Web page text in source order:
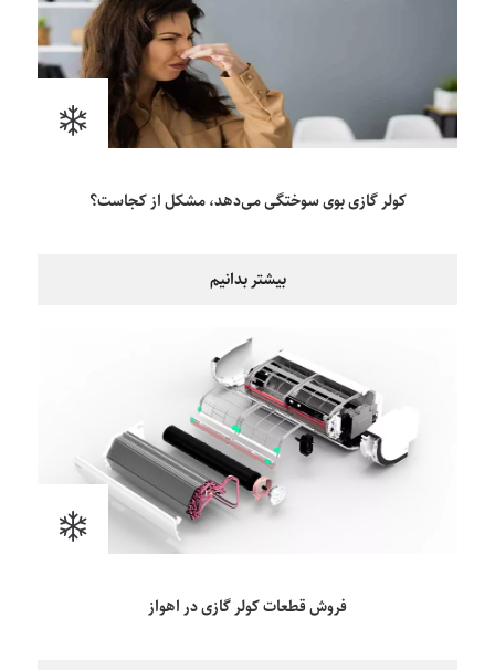
کولر گازی بوی سوختگی می‌دهد، مشکل از کجاست؟
بیشتر بدانیم
فروش قطعات کولر گازی در اهواز